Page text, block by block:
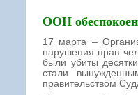
ООН
17 марта –
нарушения прав
были убиты
стали
правительством